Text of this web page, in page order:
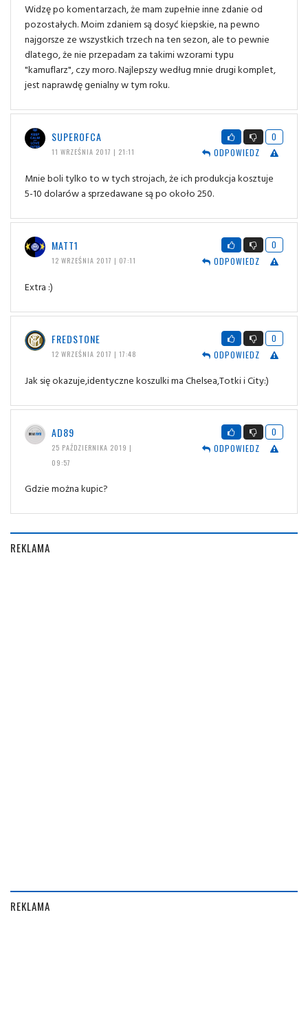
Widzę po komentarzach, że mam zupełnie inne zdanie od
pozostałych. Moim zdaniem są dosyć kiepskie, na pewno
najgorsze ze wszystkich trzech na ten sezon, ale to pewnie
dlatego, że nie przepadam za takimi wzorami typu
"kamuflarz", czy moro. Najlepszy według mnie drugi komplet,
jest naprawdę genialny w tym roku.
SUPEROFCA
11 WRZEŚNIA 2017 | 21:11
0
ODPOWIEDZ
Mnie boli tylko to w tych strojach, że ich produkcja kosztuje
5-10 dolarów a sprzedawane są po około 250.
MATT1
12 WRZEŚNIA 2017 | 07:11
0
ODPOWIEDZ
Extra :)
FREDSTONE
12 WRZEŚNIA 2017 | 17:48
0
ODPOWIEDZ
Jak się okazuje,identyczne koszulki ma Chelsea,Totki i City:)
AD89
25 PAŹDZIERNIKA 2019 |
09:57
0
ODPOWIEDZ
Gdzie można kupic?
REKLAMA
REKLAMA